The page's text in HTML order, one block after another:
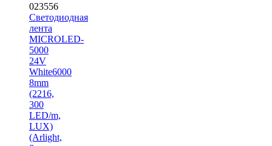
023556
Светодиодная
лента
MICROLED-
5000
24V
White6000
8mm
(2216,
300
LED/m,
LUX)
(Arlight,